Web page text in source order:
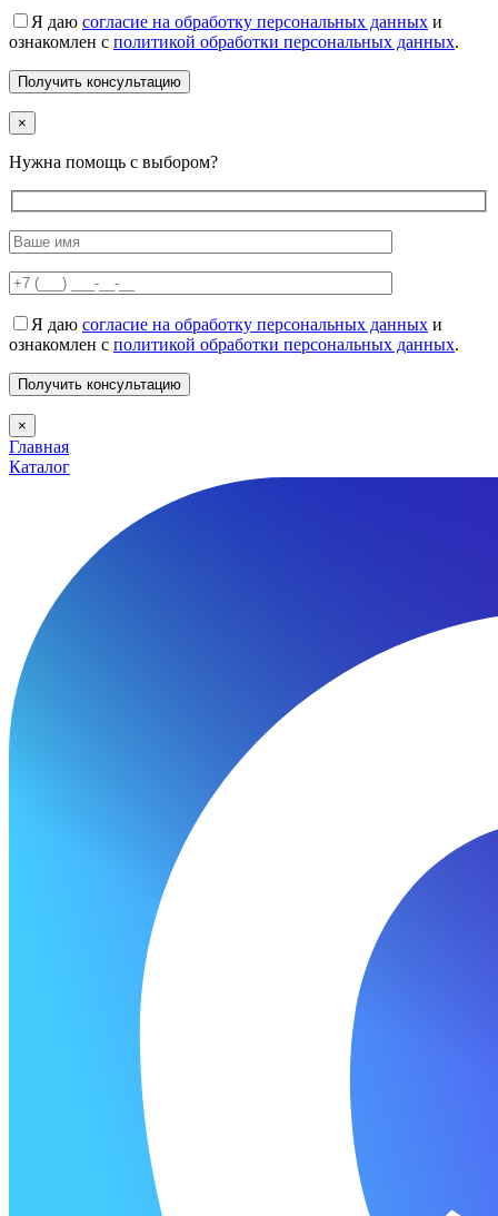
Я даю согласие на обработку персональных данных и
ознакомлен с политикой обработки персональных данных.
×
Нужна помощь с выбором?
Я даю согласие на обработку персональных данных и
ознакомлен с политикой обработки персональных данных.
×
Главная
Каталог